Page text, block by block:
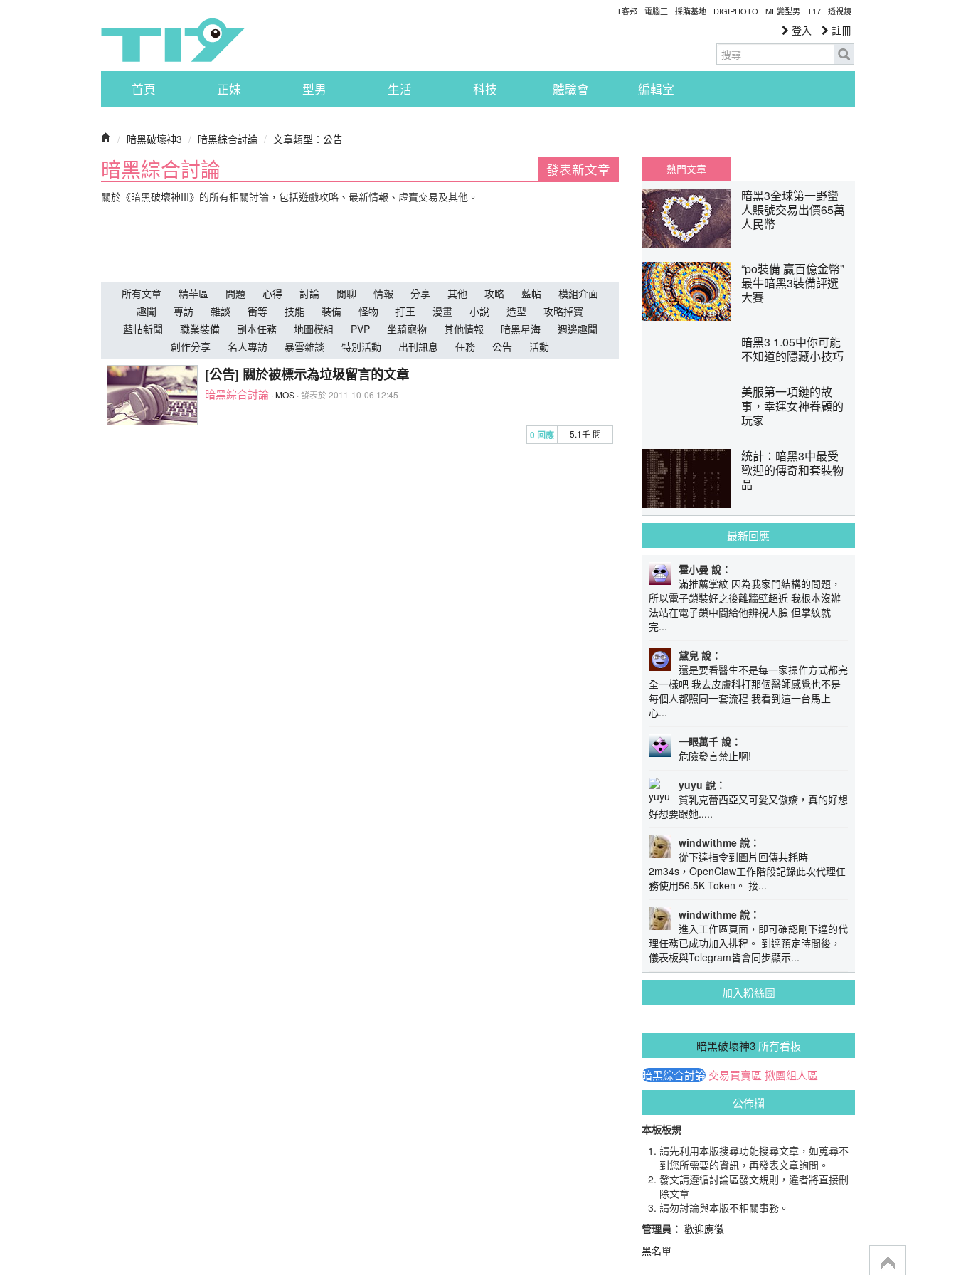
T客邦 電腦王 採購基地 DIGIPHOTO MF變型男 T17 透視鏡
登入 註冊
首頁 正妹 型男 生活 科技 體驗會 編輯室
/ 暗黑破壞神3 / 暗黑綜合討論 / 文章類型：公告
發表新文章
暗黑綜合討論
關於《暗黑破壞神III》的所有相關討論，包括遊戲攻略、最新情報、虛寶交易及其他。
所有文章 精華區 問題 心得 討論 閒聊 情報 分享 其他 攻略 藍帖
模組介面
趣聞
專訪 雜談 衝等 技能 裝備 怪物 打王 漫畫 小說 造型
攻略掉寶
藍帖新聞
職業裝備 副本任務 地圖模組 PVP 坐騎寵物 其他情報 暗黑星海
週邊趣聞
創作分享
名人專訪 暴雪雜談 特別活動 出刊訊息 任務 公告 活動
[公告] 關於被標示為垃圾留言的文章
暗黑綜合討論 · MOS · 發表於 2011-10-06 12:45
0 回應 5.1千 閱
熱門文章
暗黑3全球第一野蠻
人賬號交易出價65萬
人民幣
“po裝備 贏百億金幣”
最牛暗黑3裝備評選
大賽
暗黑3 1.05中你可能
不知道的隱藏小技巧
美服第一項鏈的故
事，幸運女神眷顧的
玩家
統計：暗黑3中最受
歡迎的傳奇和套裝物
品
最新回應
霍小曼 說：
滿推薦掌紋 因為我家門結構的問題，
所以電子鎖裝好之後離牆壁超近 我根本沒辦
法站在電子鎖中間給他辨視人臉 但掌紋就
完...
黛兒 說：
還是要看醫生不是每一家操作方式都完
全一樣吧 我去皮膚科打那個醫師感覺也不是
每個人都照同一套流程 我看到這一台馬上
心...
一眼萬千 說：
危險發言禁止啊!
yuyu 說：
貧乳克蕾西亞又可愛又傲嬌，真的好想
好想要跟她.....
windwithme 說：
從下達指令到圖片回傳共耗時
2m34s，OpenClaw工作階段記錄此次代理任
務使用56.5K Token。 接...
windwithme 說：
進入工作區頁面，即可確認剛下達的代
理任務已成功加入排程。 到達預定時間後，
儀表板與Telegram皆會同步顯示...
加入粉絲團
暗黑破壞神3所有看板
暗黑綜合討論 交易買賣區 揪團組人區
公佈欄
本板板規
請先利用本版搜尋功能搜尋文章，如蒐尋不
到您所需要的資訊，再發表文章詢問。
發文請遵循討論區發文規則，違者將直接刪
除文章
請勿討論與本版不相關事務。
管理員： 歡迎應徵
黑名單